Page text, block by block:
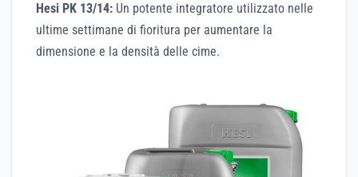
Hesi PK 13/14: Un potente integratore utilizzato nelle
ultime settimane di fioritura per aumentare la
dimensione e la densità delle cime.